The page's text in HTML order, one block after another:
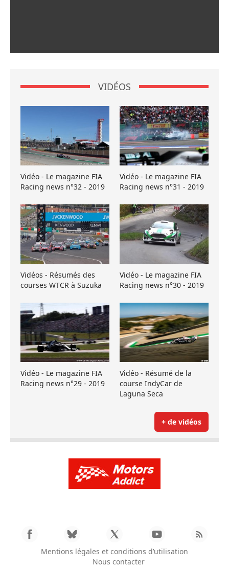
VIDÉOS
Vidéo - Le magazine FIA
Racing news n°32 - 2019
Vidéo - Le magazine FIA
Racing news n°31 - 2019
Vidéos - Résumés des
courses WTCR à Suzuka
Vidéo - Le magazine FIA
Racing news n°30 - 2019
Vidéo - Le magazine FIA
Racing news n°29 - 2019
Vidéo - Résumé de la
course IndyCar de
Laguna Seca
+ de vidéos
Mentions légales et conditions d’utilisation
Nous contacter